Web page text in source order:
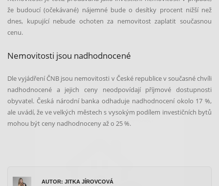
že budoucí (očekávané) nájemné bude o desítky procent nižší než
dnes, kupující nebude ochoten za nemovitost zaplatit současnou
cenu.
Nemovitosti jsou nadhodnocené
Dle vyjádření ČNB jsou nemovitosti v České republice v současné chvíli
nadhodnocené a jejich ceny neodpovídají příjmové dostupnosti
obyvatel. Česká národní banka odhaduje nadhodnocení okolo 17 %,
ale uvádí, že ve velkých městech s vysokým podílem investičních bytů
mohou být ceny nadhodnoceny až o 25 %.
AUTOR: JITKA JÍROVCOVÁ
ODHAD CENY NEMOVITOSTI ZDARMA
Spočítejte si orientační cenu vaší nemovitosti.